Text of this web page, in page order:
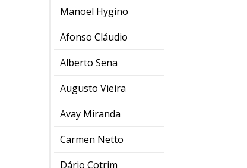
Manoel Hygino
Afonso Cláudio
Alberto Sena
Augusto Vieira
Avay Miranda
Carmen Netto
Dário Cotrim